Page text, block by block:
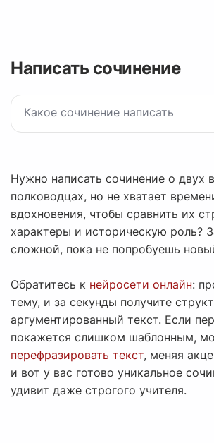
Написать сочинение
Нужно написать сочинение о двух
полководцах, но не хватает
вдохновения, чтобы сравнить их
характеры и историческую роль?
сложной, пока не попробуешь
Обратитесь к нейросети онлайн:
тему, и за секунды получите
аргументированный текст. Если
покажется слишком шаблонным,
перефразировать текст, меняя
и вот у вас готово уникальное
удивит даже строгого учителя.